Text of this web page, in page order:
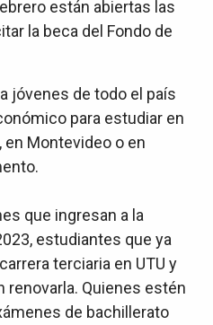
están abiertas las
la beca del Fondo de
jóvenes de todo el país
para estudiar en
en Montevideo o en
que ingresan a la
estudiantes que ya
terciaria en UTU y
renovarla. Quienes estén
de bachillerato